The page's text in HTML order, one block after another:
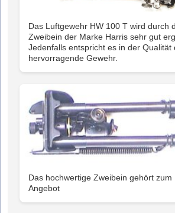
Das Luftgewehr HW 100 T wird durch
Zweibein der Marke Harris sehr gut
Jedenfalls entspricht es in der Qualität
hervorragende Gewehr.
Das hochwertige Zweibein gehört zum
Angebot